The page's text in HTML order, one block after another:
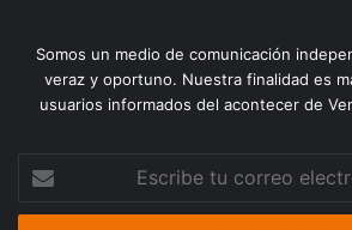
Somos un medio de comunicación
veraz y oportuno. Nuestra finalidad es
usuarios informados del acontecer de
correo